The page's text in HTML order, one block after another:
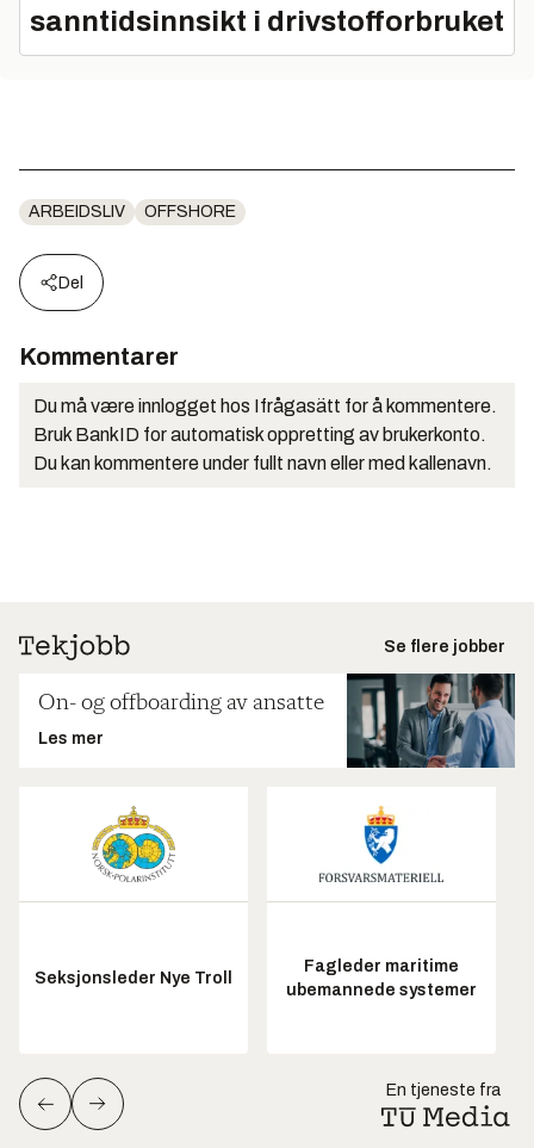
sanntidsinnsikt i drivstofforbruket
ARBEIDSLIV OFFSHORE
Del
Kommentarer
Du må være innlogget hos Ifrågasätt for å kommentere.
Bruk BankID for automatisk oppretting av brukerkonto.
Du kan kommentere under fullt navn eller med kallenavn.
Se flere jobber
On- og offboarding av ansatte
Les mer
Seksjonsleder Nye Troll
Fagleder maritime
ubemannede systemer
En tjeneste fra